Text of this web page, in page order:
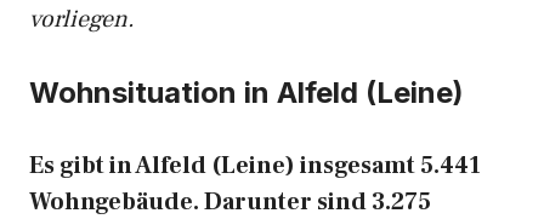
vorliegen.
Wohnsituation in Alfeld (Leine)
Es gibt in Alfeld (Leine) insgesamt 5.441
Wohngebäude. Darunter sind 3.275